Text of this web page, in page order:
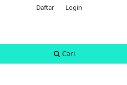
Cari
Daftar Login